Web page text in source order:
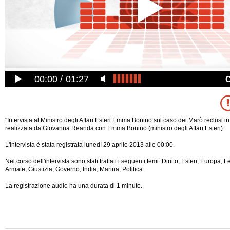
00:00 01:27
"Intervista al Ministro degli Affari Esteri Emma Bonino sul caso dei Marò reclusi
realizzata da Giovanna Reanda con Emma Bonino (ministro degli Affari Esteri).
L'intervista è stata registrata lunedì 29 aprile 2013 alle 00:00.
Nel corso dell'intervista sono stati trattati i seguenti temi: Diritto, Esteri, Europa,
Armate, Giustizia, Governo, India, Marina, Politica.
La registrazione audio ha una durata di 1 minuto.